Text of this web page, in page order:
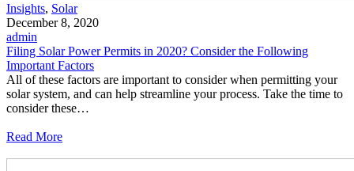
Insights, Solar
December 8, 2020
admin
Filing Solar Power Permits in 2020? Consider the Following
Important Factors
All of these factors are important to consider when permitting your
solar system, and can help streamline your process. Take the time to
consider these…
Read More